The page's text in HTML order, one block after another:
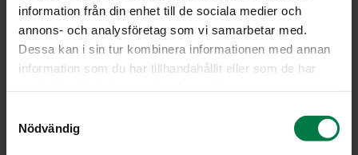
information från din enhet till de sociala medier och
annons- och analysföretag som vi samarbetar med.
Dessa kan i sin tur kombinera informationen med annan
information som du har tillhandahållit eller som de har
Nödvändig
Kuullota kasvissuikaleet samaan tapaan ja yhdistä
liha- ja kasvissuikaleet pataan. Hienonna ja lisää
joukkoon valkosipulinkynnet. Mausta seos.
Sekoita kylmään veteen tärkkelysjauhot ja kaada seos
ruokaan koko ajan sekoittaen. Anna kiehua miedolla
Tarkista maku ja lisää tarvittaessa mausteita ja vettä.